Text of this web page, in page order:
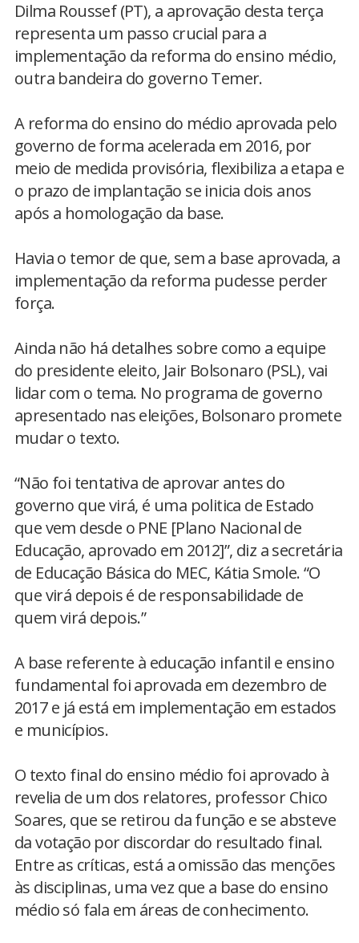
Dilma Roussef (PT), a aprovação desta terça
representa um passo crucial para a
implementação da reforma do ensino médio,
outra bandeira do governo Temer.
A reforma do ensino do médio aprovada pelo
governo de forma acelerada em 2016, por
meio de medida provisória, flexibiliza a etapa e
o prazo de implantação se inicia dois anos
após a homologação da base.
Havia o temor de que, sem a base aprovada, a
implementação da reforma pudesse perder
força.
Ainda não há detalhes sobre como a equipe
do presidente eleito, Jair Bolsonaro (PSL), vai
lidar com o tema. No programa de governo
apresentado nas eleições, Bolsonaro promete
mudar o texto.
“Não foi tentativa de aprovar antes do
governo que virá, é uma politica de Estado
que vem desde o PNE [Plano Nacional de
Educação, aprovado em 2012]”, diz a secretária
de Educação Básica do MEC, Kátia Smole. “O
que virá depois é de responsabilidade de
quem virá depois.”
A base referente à educação infantil e ensino
fundamental foi aprovada em dezembro de
2017 e já está em implementação em estados
e municípios.
O texto final do ensino médio foi aprovado à
revelia de um dos relatores, professor Chico
Soares, que se retirou da função e se absteve
da votação por discordar do resultado final.
Entre as críticas, está a omissão das menções
às disciplinas, uma vez que a base do ensino
médio só fala em áreas de conhecimento.